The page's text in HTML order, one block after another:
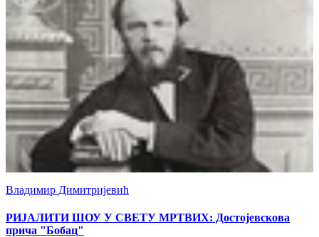
Владимир Димитријевић
РИЈАЛИТИ ШОУ У СВЕТУ МРТВИХ: Достојевскова
прича "Бобац"